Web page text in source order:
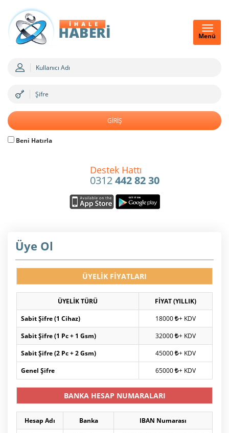
Menü
Beni Hatırla
Destek Hattı
0312442 82 30
Üye Ol
ÜYELİK FİYATLARI
ÜYELİK TÜRÜ
FİYAT (YILLIK)
Sabit Şifre (1 Cihaz)
18000 + KDV
Sabit Şifre (1 Pc + 1 Gsm)
32000 + KDV
Sabit Şifre (2 Pc + 2 Gsm)
45000 + KDV
Genel Şifre
65000 + KDV
BANKA HESAP NUMARALARI
Hesap Adı Banka
IBAN Numarası